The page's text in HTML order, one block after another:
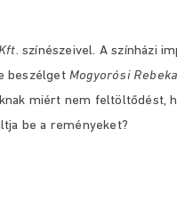
színészeivel. A színházi
beszélgetMogyorósi
miért nem feltöltődést,
be a reményeket?